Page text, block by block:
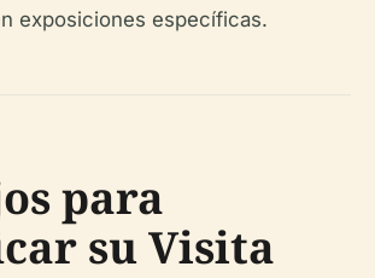
exposiciones específicas.
para
su Visita